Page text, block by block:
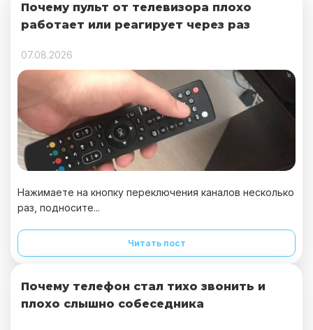
Почему пульт от телевизора плохо
работает или реагирует через раз
07.08.2026
Нажимаете на кнопку переключения каналов несколько
раз, подносите...
Читать пост
Почему телефон стал тихо звонить и
плохо слышно собеседника